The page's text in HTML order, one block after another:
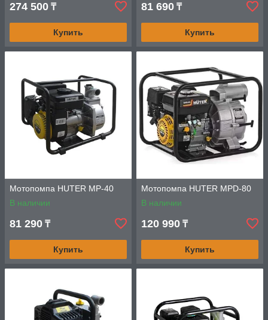
274 500 ₸
Купить
81 690 ₸
Купить
Мотопомпа HUTER MP-40
В наличии
81 290 ₸
Купить
Мотопомпа HUTER MPD-80
В наличии
120 990 ₸
Купить